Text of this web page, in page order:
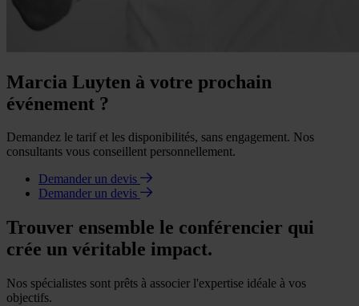
Marcia Luyten à votre prochain
événement ?
Demandez le tarif et les disponibilités, sans engagement. Nos
consultants vous conseillent personnellement.
Demander un devis
Demander un devis
Trouver ensemble le conférencier qui
crée un véritable impact.
Nos spécialistes sont prêts à associer l'expertise idéale à vos
objectifs.